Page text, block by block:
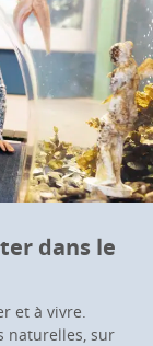
dans le
et à vivre.
naturelles, sur